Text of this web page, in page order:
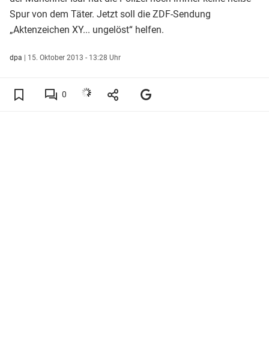
Spur von dem Täter. Jetzt soll die ZDF-Sendung
„Aktenzeichen XY... ungelöst“ helfen.
dpa | 15. Oktober 2013 - 13:28 Uhr
0